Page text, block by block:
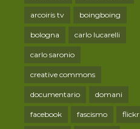
arcoiris tv boingboing
bologna carlo lucarelli
carlo saronio
creative commons
documentario domani
facebook fascismo flickr